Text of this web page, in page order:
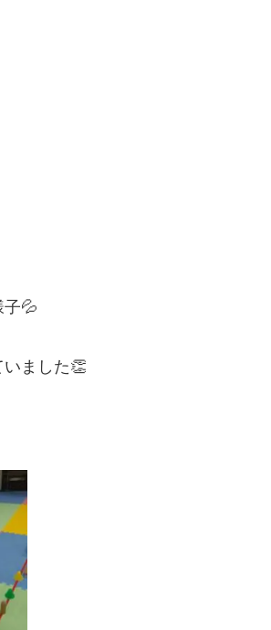
子💦
ました👏